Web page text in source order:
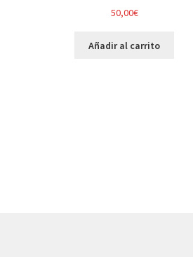
50,00€
Añadir al carrito